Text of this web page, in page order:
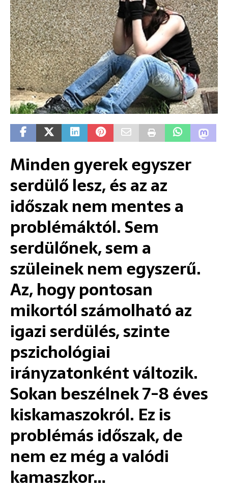
Minden gyerek egyszer
serdülő lesz, és az az
időszak nem mentes a
problémáktól. Sem
serdülőnek, sem a
szüleinek nem egyszerű.
Az, hogy pontosan
mikortól számolható az
igazi serdülés, szinte
pszichológiai
irányzatonként változik.
Sokan beszélnek 7-8 éves
kiskamaszokról. Ez is
problémás időszak, de
nem ez még a valódi
kamaszkor…